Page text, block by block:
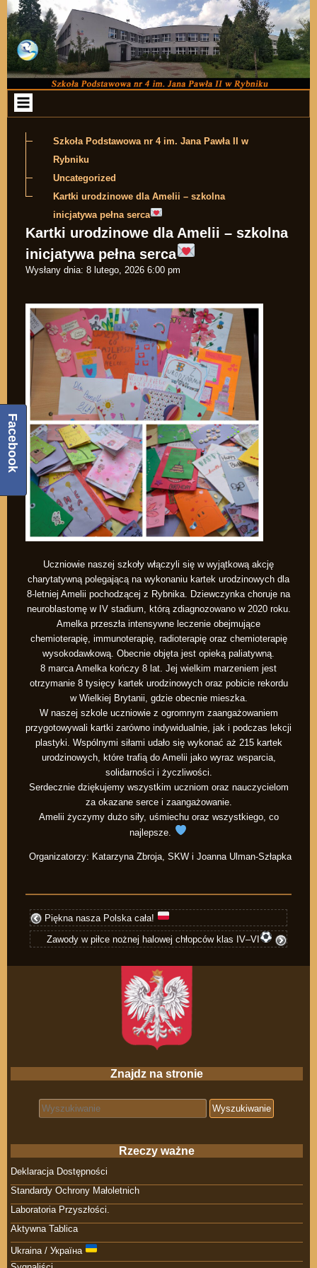
Przejdź do zawartości
Szkoła Podstawowa nr 4 im. Jana Pawła II w
Rybniku
Uncategorized
Kartki urodzinowe dla Amelii – szkolna
inicjatywa pełna serca
Kartki urodzinowe dla Amelii – szkolna
inicjatywa pełna serca
Wysłany dnia: 8 lutego, 2026 6:00 pm
Uczniowie naszej szkoły włączyli się w wyjątkową akcję
charytatywną polegającą na wykonaniu kartek urodzinowych dla
8-letniej Amelii pochodzącej z Rybnika. Dziewczynka choruje na
neuroblastomę w IV stadium, którą zdiagnozowano w 2020 roku.
Amelka przeszła intensywne leczenie obejmujące
chemioterapię, immunoterapię, radioterapię oraz chemioterapię
wysokodawkową. Obecnie objęta jest opieką paliatywną.
8 marca Amelka kończy 8 lat. Jej wielkim marzeniem jest
otrzymanie 8 tysięcy kartek urodzinowych oraz pobicie rekordu
w Wielkiej Brytanii, gdzie obecnie mieszka.
W naszej szkole uczniowie z ogromnym zaangażowaniem
przygotowywali kartki zarówno indywidualnie, jak i podczas lekcji
plastyki. Wspólnymi siłami udało się wykonać aż 215 kartek
urodzinowych, które trafią do Amelii jako wyraz wsparcia,
solidarności i życzliwości.
Serdecznie dziękujemy wszystkim uczniom oraz nauczycielom
za okazane serce i zaangażowanie.
Amelii życzymy dużo siły, uśmiechu oraz wszystkiego, co
najlepsze.
Organizatorzy: Katarzyna Zbroja, SKW i Joanna Ulman-Szłapka
Piękna nasza Polska cała!
Zawody w piłce nożnej halowej chłopców klas IV–VI
Znajdz na stronie
Search for:
Rzeczy ważne
Deklaracja Dostępności
Standardy Ochrony Małoletnich
Laboratoria Przyszłości.
Aktywna Tablica
Ukraina / Україна
Facebook